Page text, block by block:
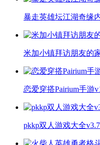
暴走英雄坛江湖奇缘
米加小镇拜访朋友的
恋爱穿搭Pairium手游
pkkp双人游戏大全